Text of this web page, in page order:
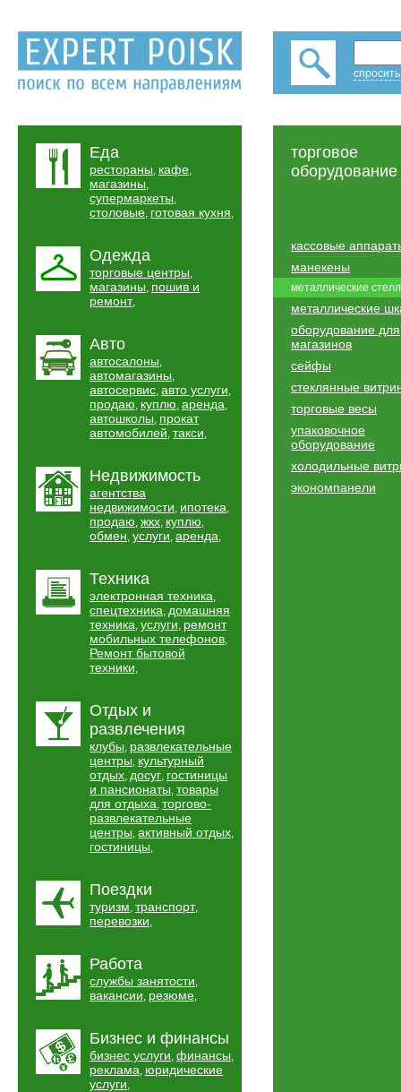
Еда
рестораны, кафе,
магазины,
супермаркеты,
столовые, готовая кухня,
Одежда
торговые центры,
магазины, пошив и
ремонт,
Авто
автосалоны,
автомагазины,
автосервис, авто услуги,
продаю, куплю, аренда,
автошколы, прокат
автомобилей, такси,
Недвижимость
агентства
недвижимости, ипотека,
продаю, жкх, куплю,
обмен, услуги, аренда,
Техника
электронная техника,
спецтехника, домашняя
техника, услуги, ремонт
мобильных телефонов,
Ремонт бытовой
техники,
Отдых и
развлечения
клубы, развлекательные
центры, культурный
отдых, досуг, гостиницы
и пансионаты, товары
для отдыха, торгово-
развлекательные
центры, активный отдых,
гостиницы,
Поездки
туризм, транспорт,
перевозки,
Работа
службы занятости,
вакансии, резюме,
Бизнес и финансы
бизнес услуги, финансы,
реклама, юридические
услуги,
торговое
оборудование
кассовые
манекены
металлические
металлические
оборудование для
магазинов
сейфы
стеклянные
торговые весы
упаковочное
оборудование
холодильные
экономпанели